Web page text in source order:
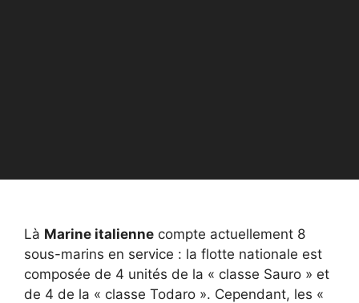
Là Marine italienne compte actuellement 8
sous-marins en service : la flotte nationale est
composée de 4 unités de la « classe Sauro » et
de 4 de la « classe Todaro ». Cependant, les «